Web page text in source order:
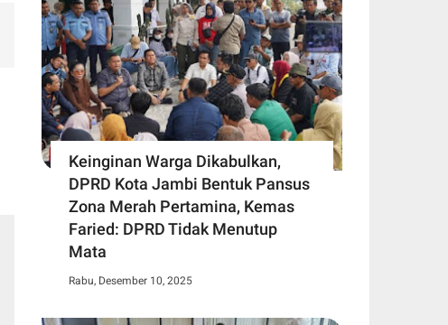
Keinginan Warga Dikabulkan,
DPRD Kota Jambi Bentuk Pansus
Zona Merah Pertamina, Kemas
Faried: DPRD Tidak Menutup
Mata
Rabu, Desember 10, 2025